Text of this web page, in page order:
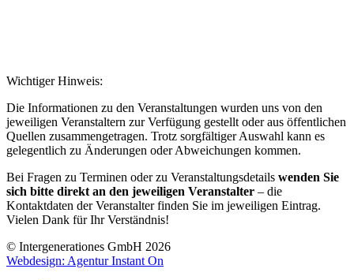
Wichtiger Hinweis:
Die Informationen zu den Veranstaltungen wurden uns von den
jeweiligen Veranstaltern zur Verfügung gestellt oder aus öffentlichen
Quellen zusammengetragen. Trotz sorgfältiger Auswahl kann es
gelegentlich zu Änderungen oder Abweichungen kommen.
Bei Fragen zu Terminen oder zu Veranstaltungsdetails wenden Sie
sich bitte direkt an den jeweiligen Veranstalter – die
Kontaktdaten der Veranstalter finden Sie im jeweiligen Eintrag.
Vielen Dank für Ihr Verständnis!
© Intergenerationes GmbH 2026
Webdesign: Agentur Instant On